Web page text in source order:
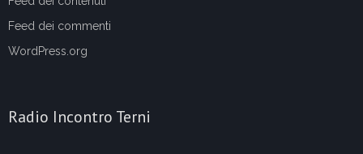
Feed dei commenti
WordPress.org
Radio Incontro Terni